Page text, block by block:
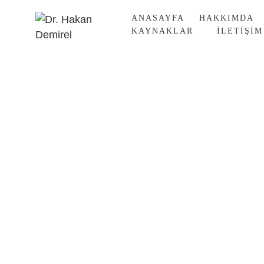
ANASAYFA HAKKIMDA
KAYNAKLAR
ILETIŞIM